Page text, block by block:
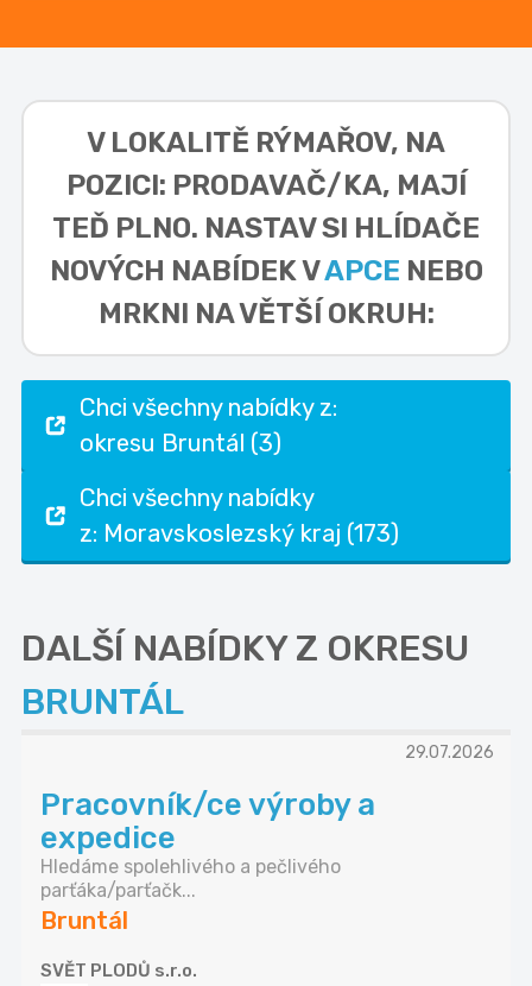
V LOKALITĚ RÝMAŘOV, NA
POZICI: PRODAVAČ/KA, MAJÍ
TEĎ PLNO. NASTAV SI HLÍDAČE
NOVÝCH NABÍDEK VAPCE NEBO
MRKNI NA VĚTŠÍ OKRUH:
Chci všechny nabídky z:
okresu Bruntál (3)
Chci všechny nabídky
z: Moravskoslezský kraj (173)
DALŠÍ NABÍDKY Z OKRESU
BRUNTÁL
29.07.2026
Pracovník/ce výroby a
expedice
Hledáme spolehlivého a pečlivého
parťáka/parťačk...
Bruntál
SVĚT PLODŮ s.r.o.